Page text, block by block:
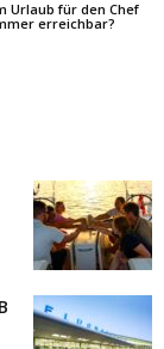
Urlaub für den Chef
erreichbar?